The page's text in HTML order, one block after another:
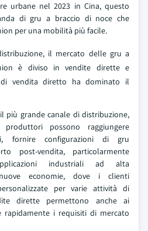
urbane nel 2023 in Cina, questo
di gru a braccio di noce che
per una mobilità più facile.
il mercato delle gru a
è diviso in vendite dirette e
vendita diretto ha dominato il
più grande canale di distribuzione,
possono raggiungere
fornire configurazioni di gru
post-vendita, particolarmente
industriali ad alta
economie, dove i clienti
per varie attività di
dirette permettono anche ai
rapidamente i requisiti di mercato